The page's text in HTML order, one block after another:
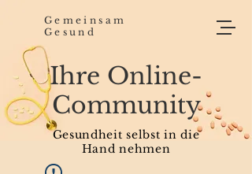
Gemeinsam
Gesund
Ihre Online-
Community
Gesundheit selbst in die
Hand nehmen